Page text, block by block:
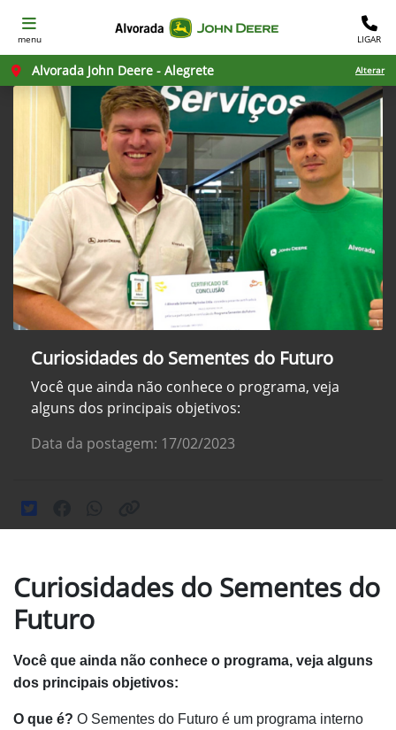
menu LIGAR
Alvorada John Deere - Alegrete Alterar
Curiosidades do Sementes do Futuro
Você que ainda não conhece o programa, veja
alguns dos principais objetivos:
Data da postagem: 17/02/2023
Curiosidades do Sementes do
Futuro
Você que ainda não conhece o programa, veja alguns
dos principais objetivos:
O que é? O Sementes do Futuro é um programa interno